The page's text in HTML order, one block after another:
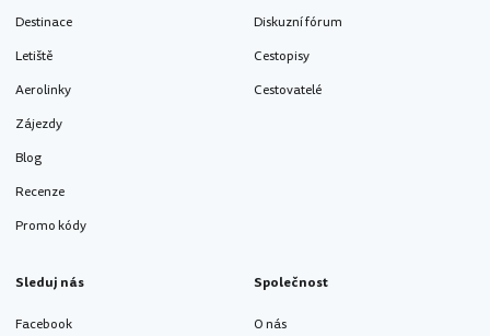
Destinace
Letiště
Aerolinky
Zájezdy
Blog
Recenze
Promo kódy
Diskuzní fórum
Cestopisy
Cestovatelé
Sleduj nás
Facebook
Společnost
O nás